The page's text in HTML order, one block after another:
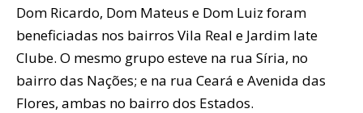
Dom Ricardo, Dom Mateus e Dom Luiz foram
beneficiadas nos bairros Vila Real e Jardim Iate
Clube. O mesmo grupo esteve na rua Síria, no
bairro das Nações; e na rua Ceará e Avenida das
Flores, ambas no bairro dos Estados.